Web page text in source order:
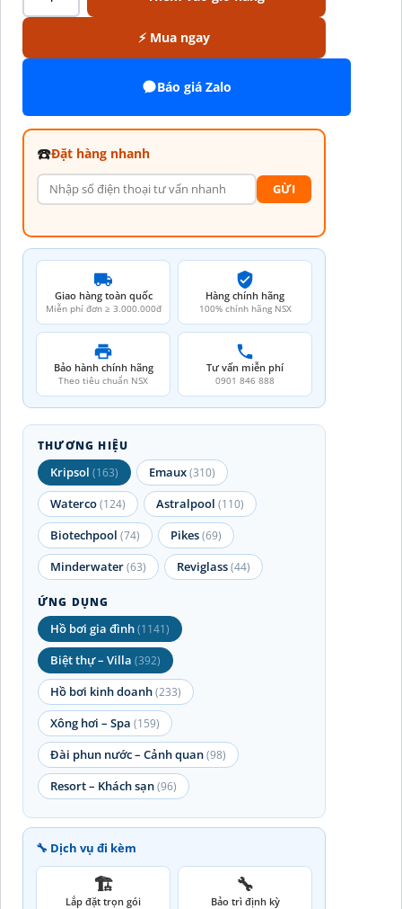
⚡ Mua ngay
Báo giá Zalo
☎️Đặt hàng nhanh
GỪI
Giao hàng toàn quốc
Miễn phí đơn ≥ 3.000.000đ
Hàng chính hãng
100% chính hãng NSX
Bảo hành chính hãng
Theo tiêu chuẩn NSX
Tư vấn miễn phí
0901 846 888
THƯƠNG HIỆU
Kripsol (163) Emaux(310)
Waterco(124) Astralpool (110)
Biotechpool (74) Pikes(69)
Minderwater(63) Reviglass(44)
ỨNG DỤNG
Hồ bơi gia đình(1141)
Biệt thự – Villa (392)
Hồ bơi kinh doanh(233)
Xông hơi – Spa (159)
Đài phun nước – Cảnh quan(98)
Resort – Khách sạn(96)
🔧 Dịch vụ đi kèm
🏗️
Lắp đặt trọn gói
🔧
Bảo trì định kỳ